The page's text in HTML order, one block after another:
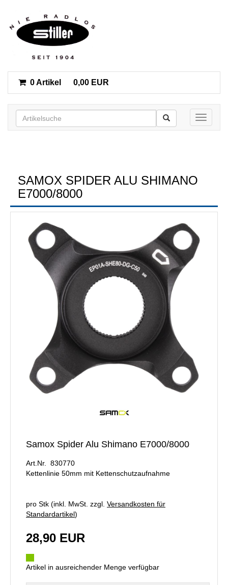
0 Artikel 0,00 EUR
Toggle
SAMOX SPIDER ALU SHIMANO
E7000/8000
Samox Spider Alu Shimano E7000/8000
Art.Nr. 830770
Kettenlinie 50mm mit Kettenschutzaufnahme
pro Stk (inkl. MwSt. zzgl. Versandkosten für
Standardartikel)
28,90 EUR
Artikel in ausreichender Menge verfügbar